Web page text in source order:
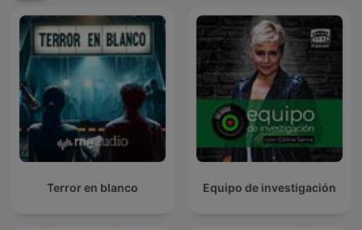
Terror en blanco Equipo de investigación